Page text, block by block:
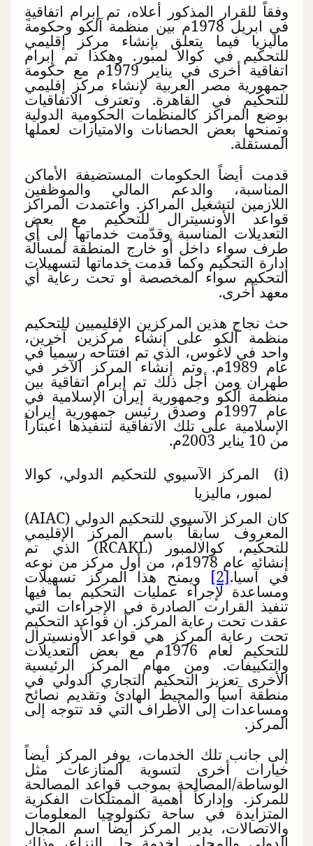
وفقاً للقرار المذكور أعلاه، تم إبرام اتفاقيةٍ
في ابريل 1978م بين منظمة آلكو وحكومة
ماليزيا فيما يتعلق بإنشاء مركز إقليمي
للتحكيم في كوالا لمبور. وهكذا تم إبرام
اتفاقية أخرى في يناير 1979م مع حكومة
جمهورية مصر العربية لإنشاء مركز إقليمي
للتحكيم في القاهرة. وتعترف الاتفاقيات
بوضع المراكز كالمنظمات الحكومية الدولية
وتمنحها بعض الحصانات والامتيازات لعملها
المستقلة.
قدمت أيضاً الحكومات المستضيفة الأماكن
المناسبة، والدعم المالي والموظفين
اللازمين لتشغيل المراكز. واعتمدت المراكز
قواعد الأونسيترال للتحكيم مع بعض
التعديلات المناسبة وقدّمت خدماتها إلى أي
طرف سواء داخل أو خارج المنطقة لمسألة
إدارة التحكيم وكما قدمت خدماتها لتسهيلات
التحكيم سواء المخصصة أو تحت رعاية أي
معهد أخرى.
حث نجاح هذين المركزين الإقليميين للتحكيم
منظمة آلكو على إنشاء مركزين آخرين،
واحد في لاغوس، الذي تم افتتاحه رسمياً في
عام 1989م. وتم إنشاء المركز الآخر في
طهران ومن أجل ذلك تم إبرام اتفاقية بين
منظمة آلكو وجمهورية إيران الإسلامية في
عام 1997م وصدق رئيس جمهورية إيران
الإسلامية على تلك الاتفاقية لتنفيذها اعبتاراً
من 10 يناير 2003م.
) المركز الآسيوي للتحكيم الدولي، كوالا
لمبور، ماليزيا
كان المركز الآسيوي للتحكيم الدولي ( AIAC
)
المعروف سابقاً باسم المركز الإقليمي
للتحكيم، كوالالمبور ( RCAKL) الذي تم
إنشائه عام 1978م، من أول مركز من نوعه
في آسيا.[2]ويمنح هذا المركز تسهيلات
ومساعدة لإجراء عمليات التحكيم بما فيها
تنفيذ القرارت الصادرة في الإجراءات التي
عقدت تحت رعاية المركز. أن قواعد التحكيم
تحت رعاية المركز هي قواعد الأونسيترال
للتحكيم لعام 1976م مع بعض التعديلات
والتكييفات. ومن مهام المركز الرئيسية
الأخرى تعزيز التحكيم التجاري الدولي في
منطقة آسيا والمحيط الهادئ وتقديم نصائح
ومساعدات إلى الأطراف التي قد تتوجه إلى
المركز.
إلى جانب تلك الخدمات، يوفر المركز أيضاً
خيارات أخرى لتسوية المنازعات مثل
الوساطة/المصالحة بموجب قواعد المصالحة
للمركز. وإداركاً أهمية الممتلكات الفكرية
المتزايدة في ساحة تكنولوجيا المعلومات
والاتصالات، يدير المركز أيضاً اسم المجال